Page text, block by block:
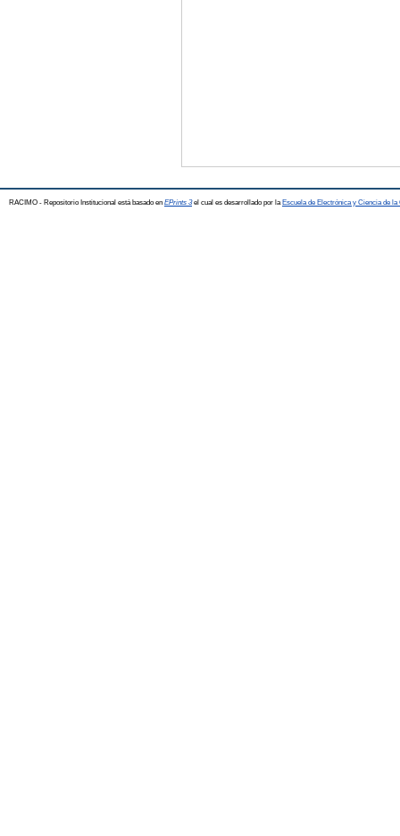
RACIMO - Repositorio Institucional está basado en EPrints 3el cual es desarrollado por la Escuela de Electrónica y Ciencia de la